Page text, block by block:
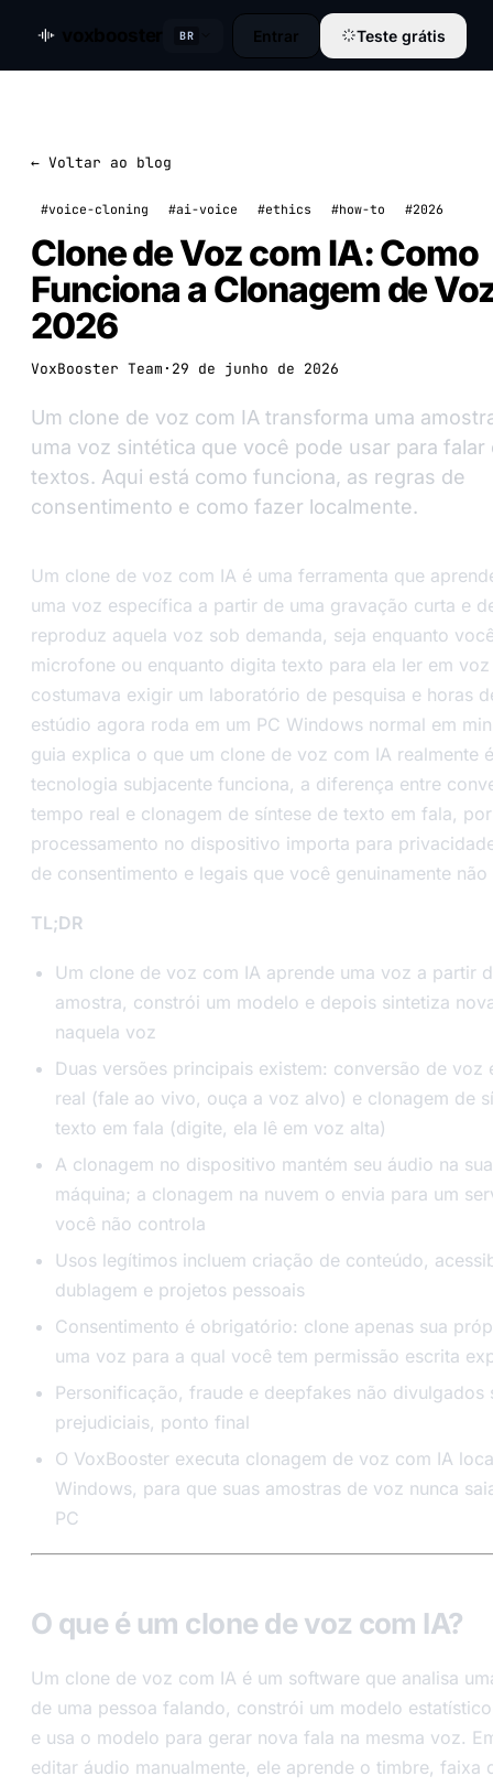
BR Entrar Teste grátis
← Voltar ao blog
#voice-cloning #ai-voice #ethics #how-to #2026
Clone de Voz com IA: Como
Funciona a Clonagem de
2026
VoxBooster Team · 29 de junho de 2026
Um clone de voz com IA transforma uma
uma voz sintética que você pode usar para falar
textos. Aqui está como funciona, as regras de
consentimento e como fazer localmente.
Um clone de voz com IA é uma ferramenta que
uma voz específica a partir de uma gravação curta e
reproduz aquela voz sob demanda, seja enquanto
microfone ou enquanto digita texto para ela ler em
costumava exigir um laboratório de pesquisa e horas
estúdio agora roda em um PC Windows normal em
guia explica o que um clone de voz com IA realmente
tecnologia subjacente funciona, a diferença entre
tempo real e clonagem de síntese de texto em fala,
processamento no dispositivo importa para
de consentimento e legais que você genuinamente
TL;DR
Um clone de voz com IA aprende uma voz a partir
amostra, constrói um modelo e depois sintetiza
naquela voz
Duas versões principais existem: conversão de voz
real (fale ao vivo, ouça a voz alvo) e clonagem de
texto em fala (digite, ela lê em voz alta)
A clonagem no dispositivo mantém seu áudio na
máquina; a clonagem na nuvem o envia para um
você não controla
Usos legítimos incluem criação de conteúdo,
dublagem e projetos pessoais
Consentimento é obrigatório: clone apenas sua
uma voz para a qual você tem permissão escrita
Personificação, fraude e deepfakes não divulgados
prejudiciais, ponto final
O VoxBooster executa clonagem de voz com IA
Windows, para que suas amostras de voz nunca
PC
O que é um clone de voz com IA?
Um clone de voz com IA é um software que analisa
de uma pessoa falando, constrói um modelo
e usa o modelo para gerar nova fala na mesma voz.
editar áudio manualmente, ele aprende o timbre, faixa